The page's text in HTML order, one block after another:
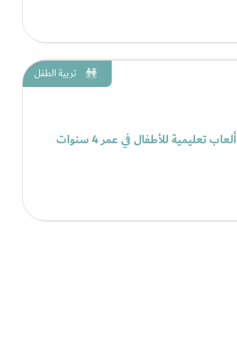
تربية الطفل
ألعاب تعليمية للأطفال في عمر 4 سنوات